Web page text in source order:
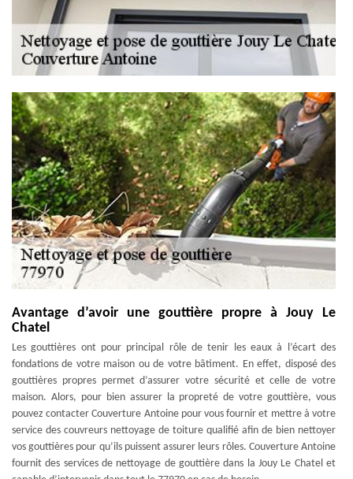
Avantage d’avoir une gouttière propre à Jouy Le
Chatel
Les gouttières ont pour principal rôle de tenir les eaux à l’écart des
fondations de votre maison ou de votre bâtiment. En effet, disposé des
gouttières propres permet d’assurer votre sécurité et celle de votre
maison. Alors, pour bien assurer la propreté de votre gouttière, vous
pouvez contacter Couverture Antoine pour vous fournir et mettre à votre
service des couvreurs nettoyage de toiture qualifié afin de bien nettoyer
vos gouttières pour qu’ils puissent assurer leurs rôles. Couverture Antoine
fournit des services de nettoyage de gouttière dans la Jouy Le Chatel et